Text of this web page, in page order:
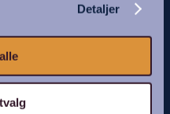
Detaljer
funnet
Prøv å omformulere